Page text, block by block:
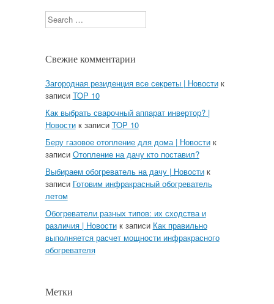
Search
Свежие комментарии
Загородная резиденция все секреты | Новостик
записи TOP 10
Как выбрать сварочный аппарат инвертор? |
Новостик записи TOP 10
Беру газовое отопление для дома | Новостик
записи Отопление на дачу кто поставил?
Выбираем обогреватель на дачу | Новостик
записи Готовим инфракрасный обогреватель
летом
Обогреватели разных типов: их сходства и
различия | Новостик записи Как правильно
выполняется расчет мощности инфракрасного
обогревателя
Метки